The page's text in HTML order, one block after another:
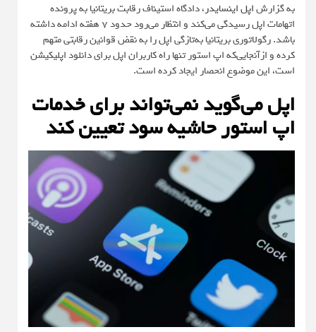
به گزارشاپل اینسایدر، دادگاه استیناف رقابت بریتانیا به پرونده
اتهامات اپل رسیدگی می‌کند و انتظار می‌رود حدود ۷ هفته ادامه داشته
باشد. رگولاتوری بریتانیا به‌تازگی اپل را به نقض قوانین رقابتی متهم
کرده و ازآنجایی‌که اپ استور تنها راه کاربران اپل برای دانلود اپلیکیشن
است، این موضوع انحصار ایجاد کرده است.
اپل می‌گوید نمی‌تواند برای خدمات
اپ استور حاشیه سود تعیین کند